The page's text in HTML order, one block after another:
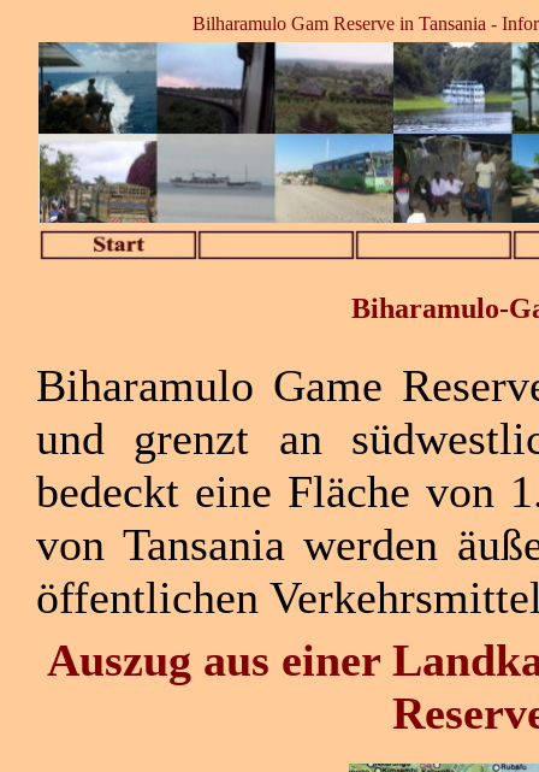
Bilharamulo Gam Reserve in Tansania -
Biharamulo-
Biharamulo Game
und grenzt an
bedeckt eine Fläche von
von Tansania werden
öffentlichen
Auszug aus einer